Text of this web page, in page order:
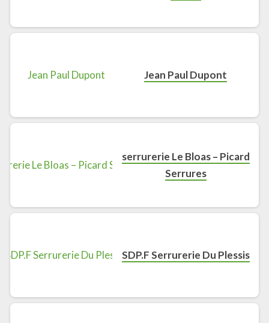
Jean Paul Dupont
serrurerie Le Bloas – Picard
Serrures
SDP.F Serrurerie Du Plessis